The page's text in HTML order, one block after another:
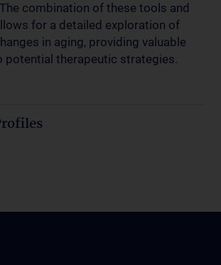
combination of these tools and
for a detailed exploration of
in aging, providing valuable
potential therapeutic strategies.